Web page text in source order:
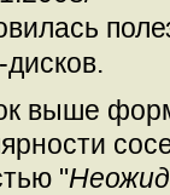
выше
"